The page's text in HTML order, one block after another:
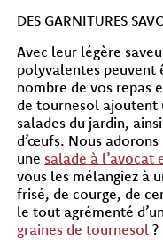
DES GARNITURES
Avec leur légère
polyvalentes peuvent
nombre de vos repas
de tournesol ajoutent
salades du jardin,
d’œufs. Nous
une salade à l’avocat
vous les mélangiez à
frisé, de courge, de
le tout agrémenté
graines de tournesol ?